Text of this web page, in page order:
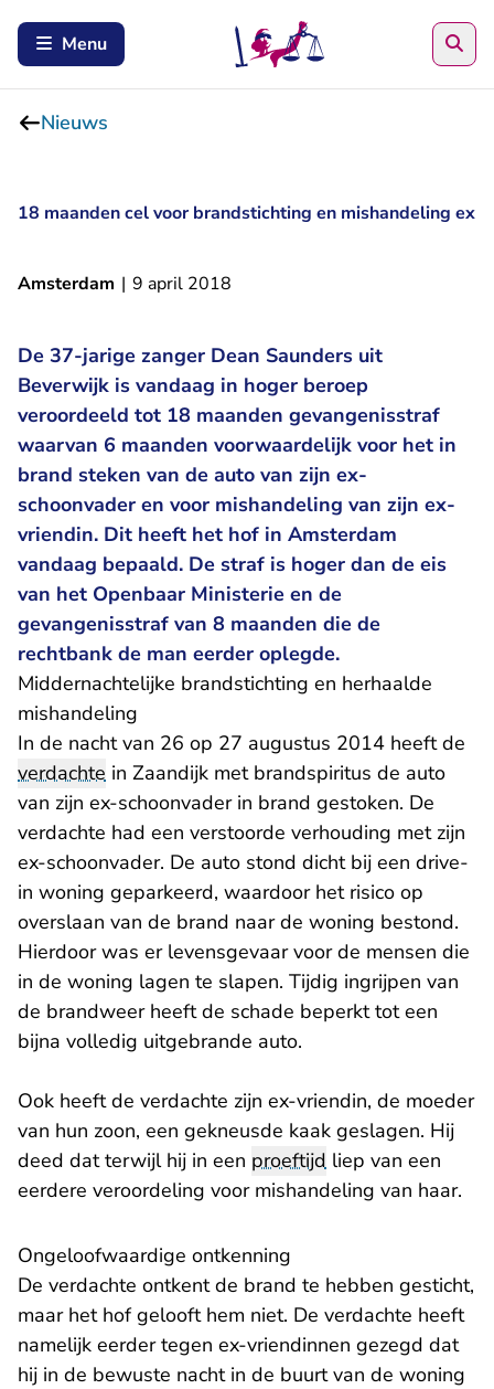
Menu
Nieuws
18 maanden cel voor brandstichting en mishandeling ex
Amsterdam | 9 april 2018
De 37-jarige zanger Dean Saunders uit
Beverwijk is vandaag in hoger beroep
veroordeeld tot 18 maanden gevangenisstraf
waarvan 6 maanden voorwaardelijk voor het in
brand steken van de auto van zijn ex-
schoonvader en voor mishandeling van zijn ex-
vriendin. Dit heeft het hof in Amsterdam
vandaag bepaald. De straf is hoger dan de eis
van het Openbaar Ministerie en de
gevangenisstraf van 8 maanden die de
rechtbank de man eerder oplegde.
Middernachtelijke brandstichting en herhaalde
mishandeling
In de nacht van 26 op 27 augustus 2014 heeft de
verdachte in Zaandijk met brandspiritus de auto
van zijn ex-schoonvader in brand gestoken. De
verdachte had een verstoorde verhouding met zijn
ex-schoonvader. De auto stond dicht bij een drive-
in woning geparkeerd, waardoor het risico op
overslaan van de brand naar de woning bestond.
Hierdoor was er levensgevaar voor de mensen die
in de woning lagen te slapen. Tijdig ingrijpen van
de brandweer heeft de schade beperkt tot een
bijna volledig uitgebrande auto.
Ook heeft de verdachte zijn ex-vriendin, de moeder
van hun zoon, een gekneusde kaak geslagen. Hij
deed dat terwijl hij in een proeftijd liep van een
eerdere veroordeling voor mishandeling van haar.
Ongeloofwaardige ontkenning
De verdachte ontkent de brand te hebben gesticht,
maar het hof gelooft hem niet. De verdachte heeft
namelijk eerder tegen ex-vriendinnen gezegd dat
hij in de bewuste nacht in de buurt van de woning